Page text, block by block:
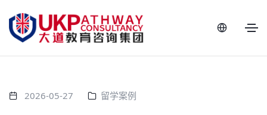
2026-05-27 留学案例